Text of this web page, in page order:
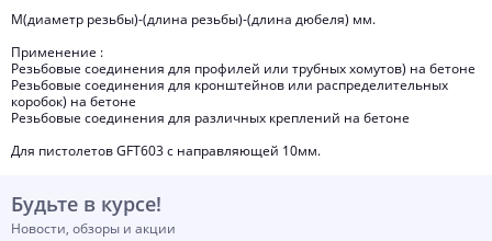
М(диаметр резьбы)-(длина резьбы)-(длина дюбеля) мм.
Применение :
Резьбовые соединения для профилей или трубных хомутов) на бетоне
Резьбовые соединения для кронштейнов или распределительных
коробок) на бетоне
Резьбовые соединения для различных креплений на бетоне
Для пистолетов GFT603 с направляющей 10мм.
Будьте в курсе!
Новости, обзоры и акции